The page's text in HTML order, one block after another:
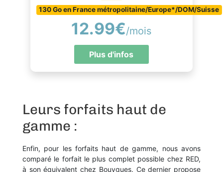
130 Go en France métropolitaine/Europe*/DOM/Suisse
12.99€/mois
Plus d'infos
Leurs forfaits haut de
gamme :
Enfin, pour les forfaits haut de gamme, nous avons
comparé le forfait le plus complet possible chez RED,
à son équivalent chez Bouygues. Ce dernier propose